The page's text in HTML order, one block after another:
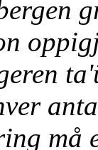
må